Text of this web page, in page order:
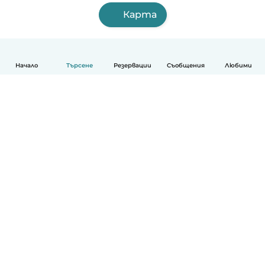
Начало Търсене Резервации Съобщения Любими
Карта